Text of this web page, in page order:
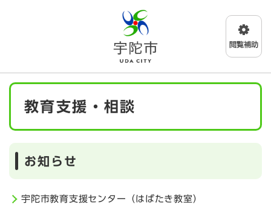
メニューを飛ばして本文へ
本
教育支援・相談
お知らせ
宇陀市教育支援センター（はばたき教室）